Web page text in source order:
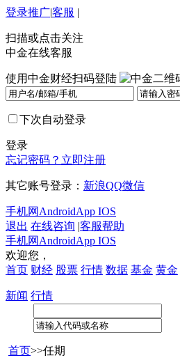
登录推广|客服 |
扫描或点击关注
中金在线客服
使用中金财经扫码登陆
下次自动登录
登录
忘记密码？ 立即注册
其它账号登录： 新浪QQ微信
手机网 AndroidApp IOS
退出 在线咨询 |客服帮助
手机网 AndroidApp IOS
欢迎您，
首页 财经 股票 行情 数据 基金 黄金
新闻 行情
首页>>任期